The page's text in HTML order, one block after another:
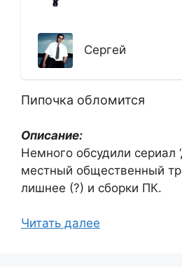
Сергей
Пипочка обломится
Описание:
Немного обсудили сериал
местный общественный
лишнее (?) и сборки ПК.
Читать далее